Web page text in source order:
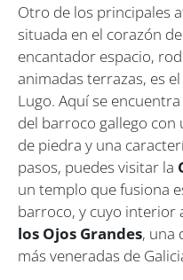
Otro de los principales
situada en el corazón
encantador espacio,
animadas terrazas, es
Lugo. Aquí se encuentra
del barroco gallego
de piedra y una
pasos, puedes visitar la
un templo que fusiona
barroco, y cuyo interior
los Ojos Grandes, una
más veneradas de